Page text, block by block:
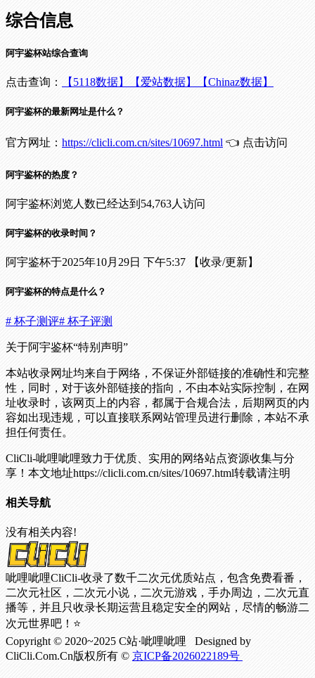
综合信息
阿宇鉴杯站综合查询
点击查询： 【5118数据】 【爱站数据】 【Chinaz数据】
阿宇鉴杯的最新网址是什么？
官方网址： https://clicli.com.cn/sites/10697.html 👈 点击访问
阿宇鉴杯的热度？
阿宇鉴杯浏览人数已经达到54,763人访问
阿宇鉴杯的收录时间？
阿宇鉴杯于2025年10月29日 下午5:37 【收录/更新】
阿宇鉴杯的特点是什么？
# 杯子测评# 杯子评测
关于阿宇鉴杯“特别声明”
本站收录网址均来自于网络，不保证外部链接的准确性和完整
性，同时，对于该外部链接的指向，不由本站实际控制，在网
址收录时，该网页上的内容，都属于合规合法，后期网页的内
容如出现违规，可以直接联系网站管理员进行删除，本站不承
担任何责任。
CliCli-呲哩呲哩致力于优质、实用的网络站点资源收集与分
享！ 本文地址https://clicli.com.cn/sites/10697.html转载请注明
相关导航
没有相关内容!
呲哩呲哩CliCli-收录了数千二次元优质站点，包含免费看番，
二次元社区，二次元小说，二次元游戏，手办周边，二次元直
播等，并且只收录长期运营且稳定安全的网站，尽情的畅游二
次元世界吧！⭐
Copyright © 2020~2025 C站·呲哩呲哩 Designed by
CliCli.Com.Cn版权所有 © 京ICP备2026022189号